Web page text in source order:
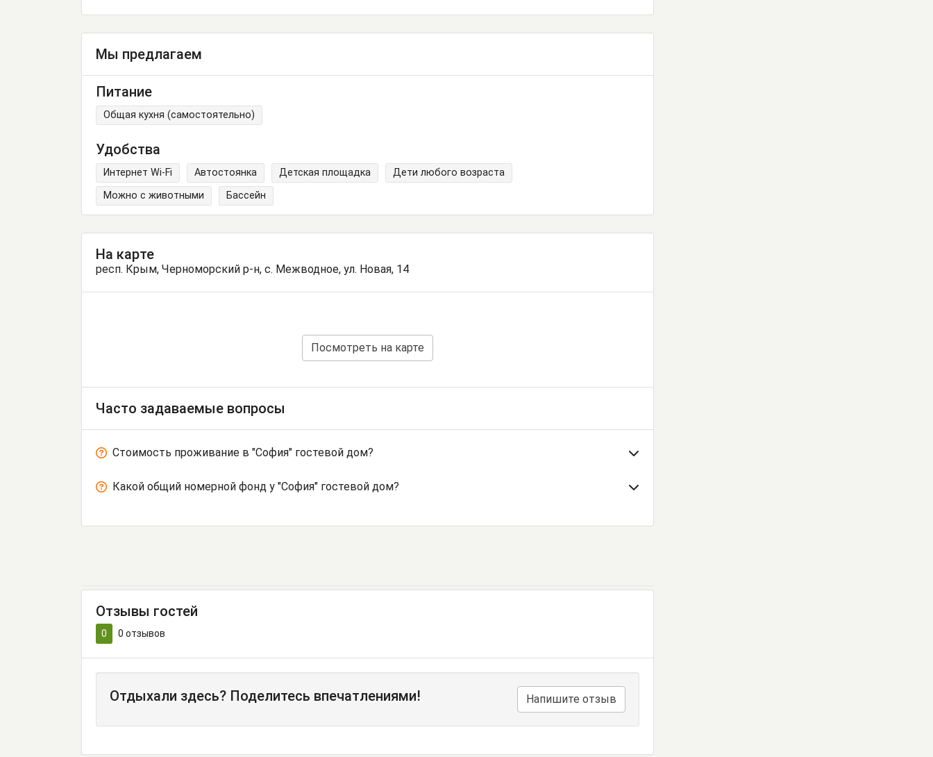
Мы предлагаем
Питание
Общая кухня (самостоятельно)
Удобства
Интернет Wi-Fi Автостоянка Детская площадка
Дети любого возраста
Можно с животными
Бассейн
На карте
респ. Крым, Черноморский р-н, с. Межводное, ул. Новая, 14
Посмотреть на карте
Часто задаваемые вопросы
Стоимость проживание в "София" гостевой дом?
Какой общий номерной фонд у "София" гостевой дом?
Отзывы гостей
0 0 отзывов
Отдыхали здесь? Поделитесь впечатлениями! Напишите отзыв